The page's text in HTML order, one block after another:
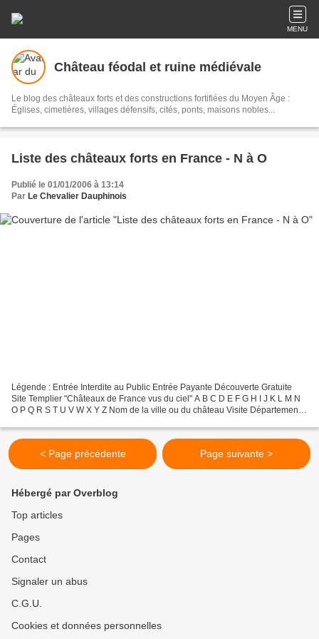
MENU
Château féodal et ruine médiévale
Le blog des châteaux forts et des constructions fortifiées du Moyen Âge :
Églises, cimetières, villages défensifs, cités, ponts, maisons nobles...
Liste des châteaux forts en France - N à O
Publié le 01/01/2006 à 13:14
Par Le Chevalier Dauphinois
Légende : Entrée Interdite au Public Entrée Payante Découverte Gratuite
Site Templier "Châteaux de France vus du ciel" A B C D E F G H I J K L M N
O P Q R S T U V W X Y Z Nom de la ville ou du château Visite Département
< Page précédente Page suivante >
Hébergé par Overblog
Top articles
Pages
Contact
Signaler un abus
C.G.U.
Cookies et données personnelles